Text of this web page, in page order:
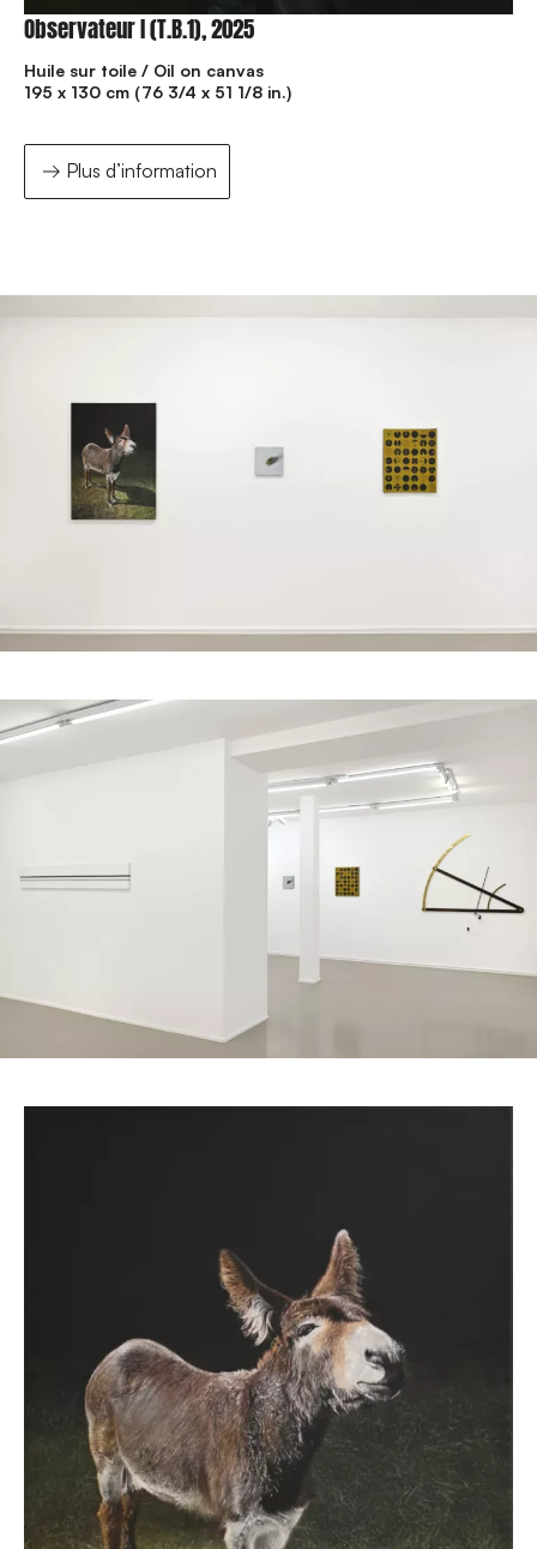
Observateur I (T.B.1), 2025
Huile sur toile / Oil on canvas
195 x 130 cm (76 3/4 x 51 1/8 in.)
Plus d’information